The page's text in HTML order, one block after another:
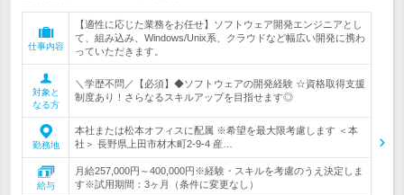
仕事内容
【適性に応じた業務をお任せ】ソフトウェア開発エンジニアとし
て、組み込み、Windows/Unix系、クラウドなど幅広い開発に携わ
っていただきます。
対象と
なる方
＼学歴不問／【必須】◆ソフトウェアの開発経験 ☆資格取得支援
制度あり！さらなるスキルアップを目指せます◎
勤務地
本社または松本オフィスに配属 ※希望を最大限考慮します ＜本
社＞ 長野県上田市材木町2-9-4 産…
給与
月給257,000円～400,000円※経験・スキルを考慮のうえ決定しま
す※試用期間：3ヶ月（条件に変更なし）